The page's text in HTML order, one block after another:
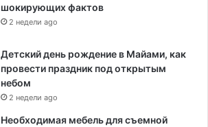
шокирующих фактов
2 недели ago
Детский день рождение в Майами, как
провести праздник под открытым
небом
2 недели ago
Необходимая мебель для съемной